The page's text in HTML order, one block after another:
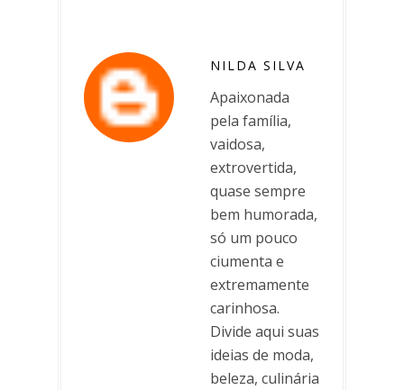
NILDA SILVA
Apaixonada
pela família,
vaidosa,
extrovertida,
quase sempre
bem humorada,
só um pouco
ciumenta e
extremamente
carinhosa.
Divide aqui suas
ideias de moda,
beleza, culinária